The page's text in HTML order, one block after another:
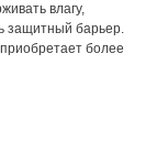
влагу,
защитный барьер.
более